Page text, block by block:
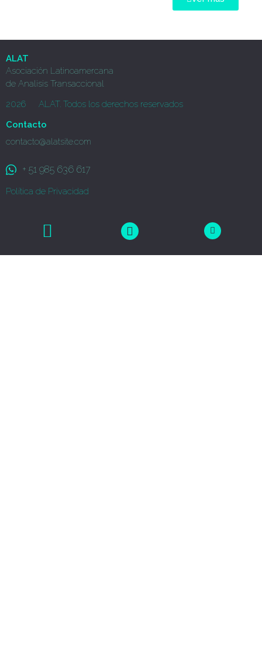
ALAT
Asociación Latinoamercana
de Analisis Transaccional
2026
ALAT. Todos los derechos reservados
Contacto
contacto@alatsite.com
+ 51 985 636 617
Política de Privacidad